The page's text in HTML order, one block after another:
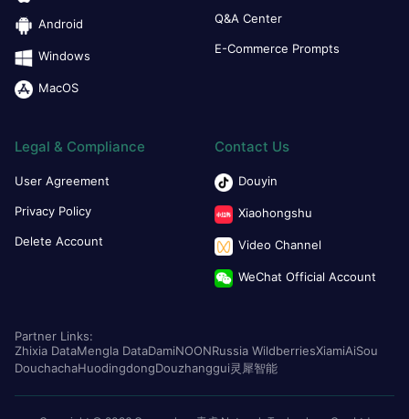
Android
Windows
MacOS
Q&A Center
E-Commerce Prompts
Legal & Compliance
User Agreement
Privacy Policy
Delete Account
Contact Us
Douyin
Xiaohongshu
Video Channel
WeChat Official Account
Partner Links:
Zhixia DataMengla DataDamiNOONRussia WildberriesXiamiAiSou
DouchachaHuodingdongDouzhanggui灵犀智能